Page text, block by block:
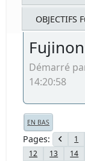
OBJECTIFS
Démarré
14:20:58
EN BAS
Pages 1
12
13 14